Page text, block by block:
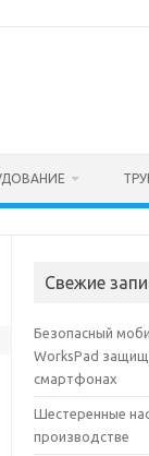
Свежие
Безопасный
WorksPad
смартфонах
Шестеренные
производстве